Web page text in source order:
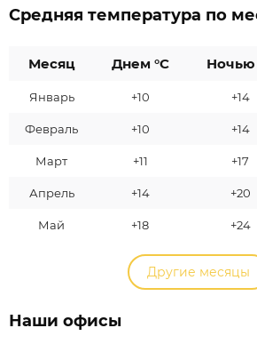
Средняя температура по
Месяц Днем °C Ночью
Январь +10 +14
Февраль +10 +14
Март +11 +17
Апрель +14 +20
Май +18 +24
Другие месяцы
Наши офисы